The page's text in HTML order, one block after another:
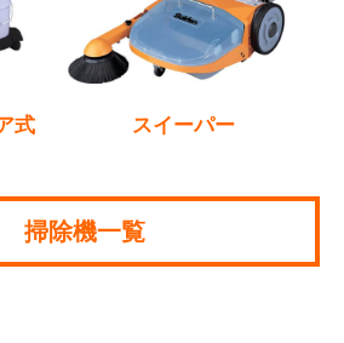
式 スイーパー
掃除機一覧